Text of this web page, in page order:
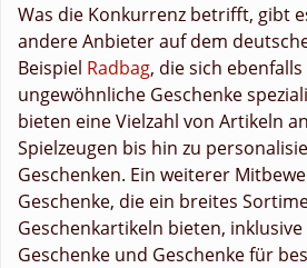
Was die Konkurrenz betrifft, gibt
andere Anbieter auf dem
Beispiel Radbag, die sich
ungewöhnliche Geschenke
bieten eine Vielzahl von Artikeln
Spielzeugen bis hin zu
Geschenken. Ein weiterer
Geschenke, die ein breites
Geschenkartikeln bieten,
Geschenke und Geschenke für